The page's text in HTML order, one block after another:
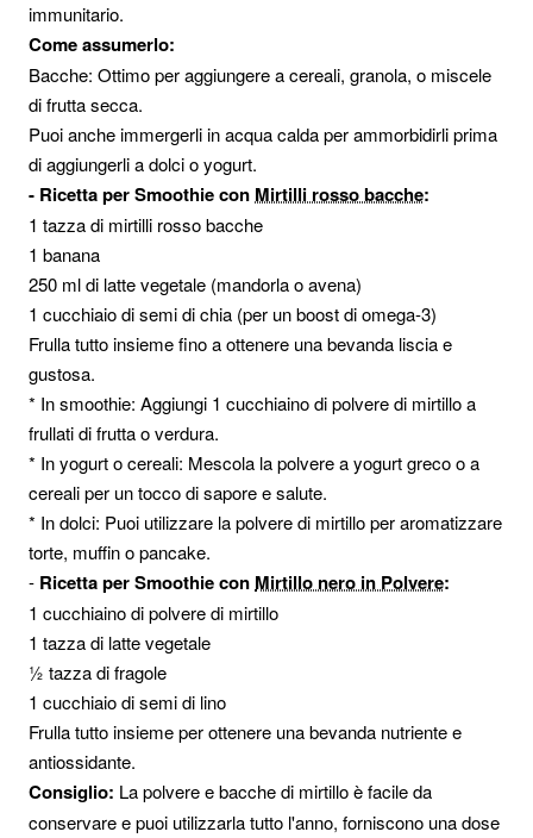
immunitario.
Come assumerlo:
Bacche: Ottimo per aggiungere a cereali, granola, o miscele
di frutta secca.
Puoi anche immergerli in acqua calda per ammorbidirli prima
di aggiungerli a dolci o yogurt.
- Ricetta per Smoothie con Mirtilli rosso bacche:
1 tazza di mirtilli rosso bacche
1 banana
250 ml di latte vegetale (mandorla o avena)
1 cucchiaio di semi di chia (per un boost di omega-3)
Frulla tutto insieme fino a ottenere una bevanda liscia e
gustosa.
* In smoothie: Aggiungi 1 cucchiaino di polvere di mirtillo a
frullati di frutta o verdura.
* In yogurt o cereali: Mescola la polvere a yogurt greco o a
cereali per un tocco di sapore e salute.
* In dolci: Puoi utilizzare la polvere di mirtillo per aromatizzare
torte, muffin o pancake.
- Ricetta per Smoothie con Mirtillo nero in Polvere:
1 cucchiaino di polvere di mirtillo
1 tazza di latte vegetale
½ tazza di fragole
1 cucchiaio di semi di lino
Frulla tutto insieme per ottenere una bevanda nutriente e
antiossidante.
Consiglio: La polvere e bacche di mirtillo è facile da
conservare e puoi utilizzarla tutto l'anno, forniscono una dose